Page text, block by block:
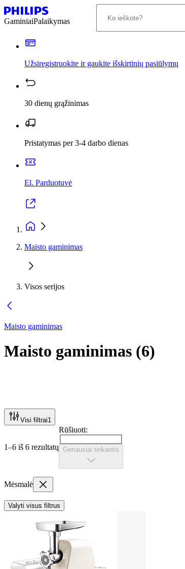
GaminiaiPalaikymas
Užsiregistruokite ir gaukite išskirtinių pasiūlymų
30 dienų grąžinimas
Pristatymas per 3-4 darbo dienas
El. Parduotuvė
Maisto gaminimas
Visos serijos
Maisto gaminimas
Maisto gaminimas (6)
Visi filtrai1
1–6 iš 6 rezultatų
Rūšiuoti:
Geriausiai tinkantis
Mėsmalė
Valyti visus filtrus